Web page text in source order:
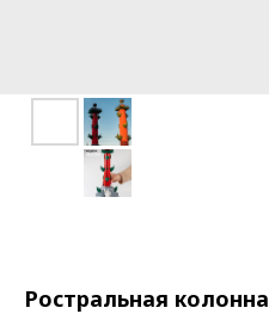
Ростральная колонна